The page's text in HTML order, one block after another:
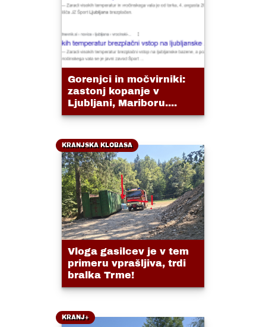
Gorenjci in močvirniki:
zastonj kopanje v
Ljubljani, Mariboru....
KRANJSKA KLOBASA
Vloga gasilcev je v tem
primeru vprašljiva, trdi
bralka Trme!
KRANJ+